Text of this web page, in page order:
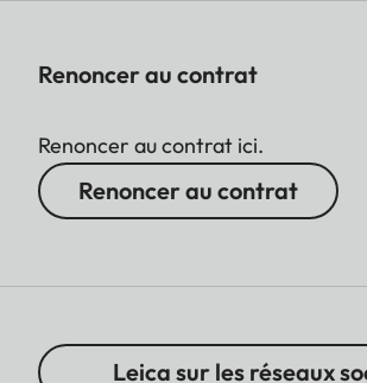
Renoncer au contrat
Renoncer au contrat ici.
Renoncer au contrat
Leica sur les réseaux